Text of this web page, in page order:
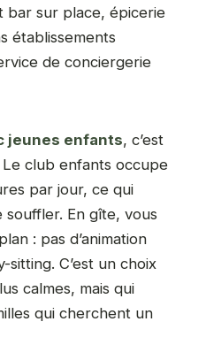
bar sur place, épicerie
établissements
de conciergerie
jeunes enfants, c’est
club enfants occupe
par jour, ce qui
En gîte, vous
: pas d’animation
C’est un choix
calmes, mais qui
qui cherchent un